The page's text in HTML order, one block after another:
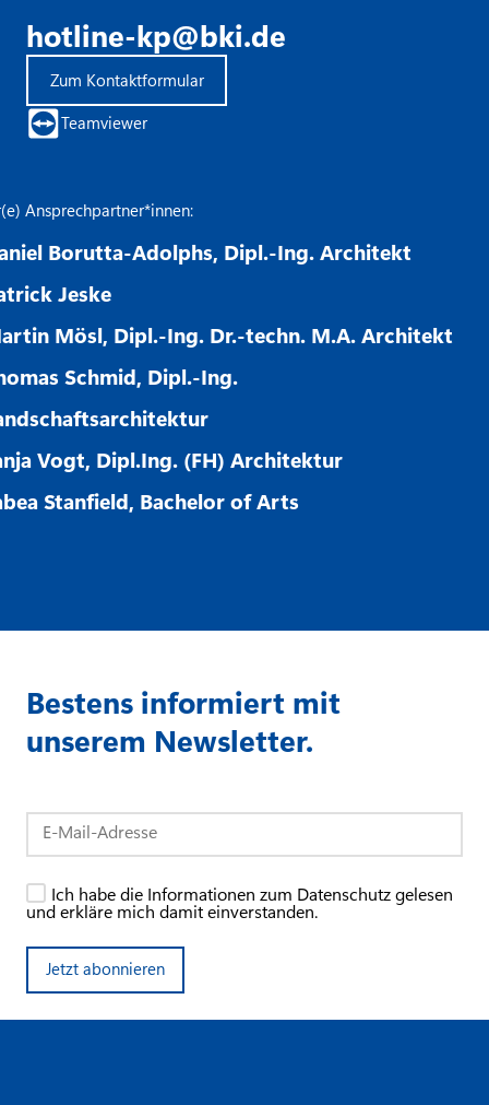
hotline-kp@bki.de
Zum Kontaktformular
Teamviewer
Ansprechpartner*innen:
Borutta-Adolphs, Dipl.-Ing. Architekt
Jeske
Mösl, Dipl.-Ing. Dr.-techn. M.A. Architekt
Schmid, Dipl.-Ing.
Vogt, Dipl.Ing. (FH) Architektur
Stanfield, Bachelor of Arts
Bestens informiert mit
unserem Newsletter.
Jetzt abonnieren
Ich habe die Informationen zum Datenschutz gelesen
und erkläre mich damit einverstanden.